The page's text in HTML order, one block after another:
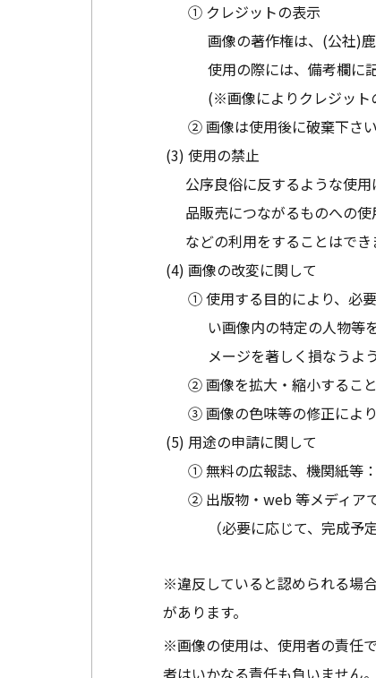
① クレジットの表示
画像の著作権は、(公社)
使用の際には、備考欄に
(※画像によりクレジット
② 画像は使用後に破棄下さ
使用の禁止
公序良俗に反するような使
品販売につながるものへの
などの利用をすることはでき
画像の改変に関して
① 使用する目的により、必
い画像内の特定の人物等
メージを著しく損なうよ
② 画像を拡大・縮小するこ
③ 画像の色味等の修正によ
用途の申請に関して
① 無料の広報誌、機関紙等
② 出版物・web 等メディア
（必要に応じて、完成予
※違反していると認められる場
があります。
※画像の使用は、使用者の責任
者はいかなる責任も負いません。